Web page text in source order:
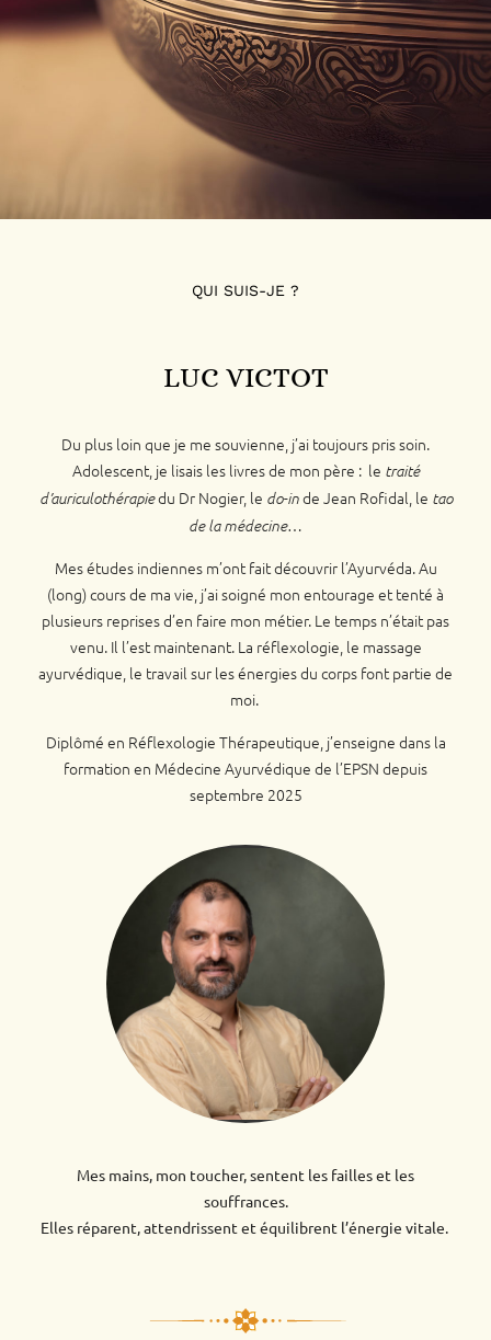
QUI SUIS-JE ?
LUC VICTOT
Du plus loin que je me souvienne, j’ai toujours pris soin.
Adolescent, je lisais les livres de mon père : le traité
d’auriculothérapiedu Dr Nogier, le do-inde Jean Rofidal, le tao
de la médecine…
Mes études indiennes m’ont fait découvrir l’Ayurvéda. Au
(long) cours de ma vie, j’ai soigné mon entourage et tenté à
plusieurs reprises d’en faire mon métier. Le temps n’était pas
venu. Il l’est maintenant. La réflexologie, le massage
ayurvédique, le travail sur les énergies du corps font partie de
moi.
Diplômé en Réflexologie Thérapeutique, j’enseigne dans la
formation en Médecine Ayurvédique de l’EPSN depuis
septembre 2025
Mes mains, mon toucher, sentent les failles et les
souffrances.
Elles réparent, attendrissent et équilibrent l’énergie vitale.